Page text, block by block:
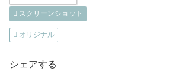
スクリーンショット
オリジナル
シェアする